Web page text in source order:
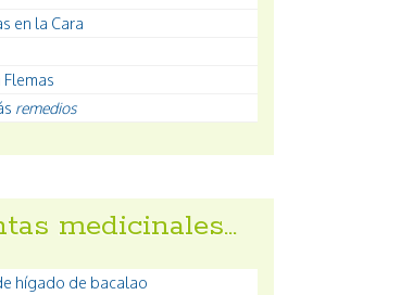
en la Cara
Flemas
remedios
medicinales…
hígado de bacalao